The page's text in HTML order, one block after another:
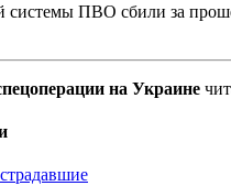
системы ПВО сбили за
на Украине